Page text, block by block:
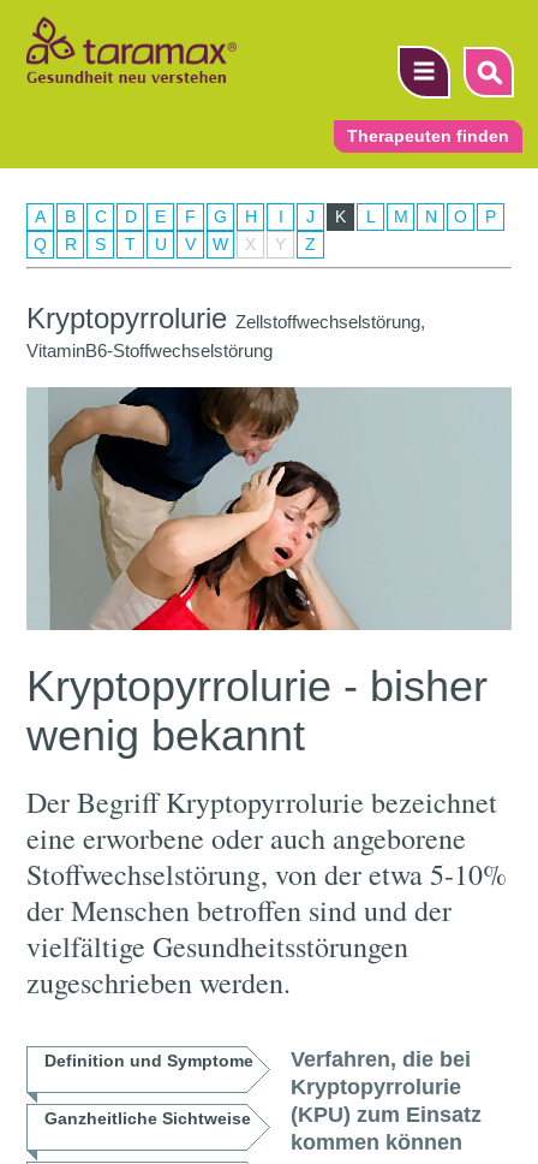
Therapeuten finden
A B C D E F G H I J K L M N O
P
Q
R S T U V W X Y Z
KryptopyrrolurieZellstoffwechselstörung,
VitaminB6-Stoffwechselstörung
Kryptopyrrolurie - bisher
wenig bekannt
Der Begriff Kryptopyrrolurie bezeichnet
eine erworbene oder auch angeborene
Stoffwechselstörung, von der etwa 5-10%
der Menschen betroffen sind und der
vielfältige Gesundheitsstörungen
zugeschrieben werden.
Definition und Symptome
Ganzheitliche Sichtweise
Verfahren, die bei
Kryptopyrrolurie
(KPU) zum Einsatz
kommen können